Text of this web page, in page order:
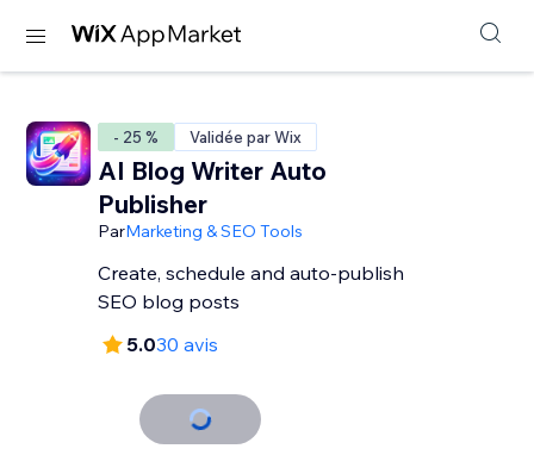
- 25 % Validée par Wix
AI Blog Writer Auto
Publisher
ParMarketing & SEO Tools
Create, schedule and auto-publish
SEO blog posts
5.030 avis